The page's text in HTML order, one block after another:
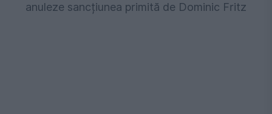
anuleze sancțiunea primită de Dominic Fritz